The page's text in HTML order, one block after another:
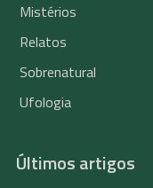
Mistérios
Relatos
Sobrenatural
Ufologia
Últimos artigos